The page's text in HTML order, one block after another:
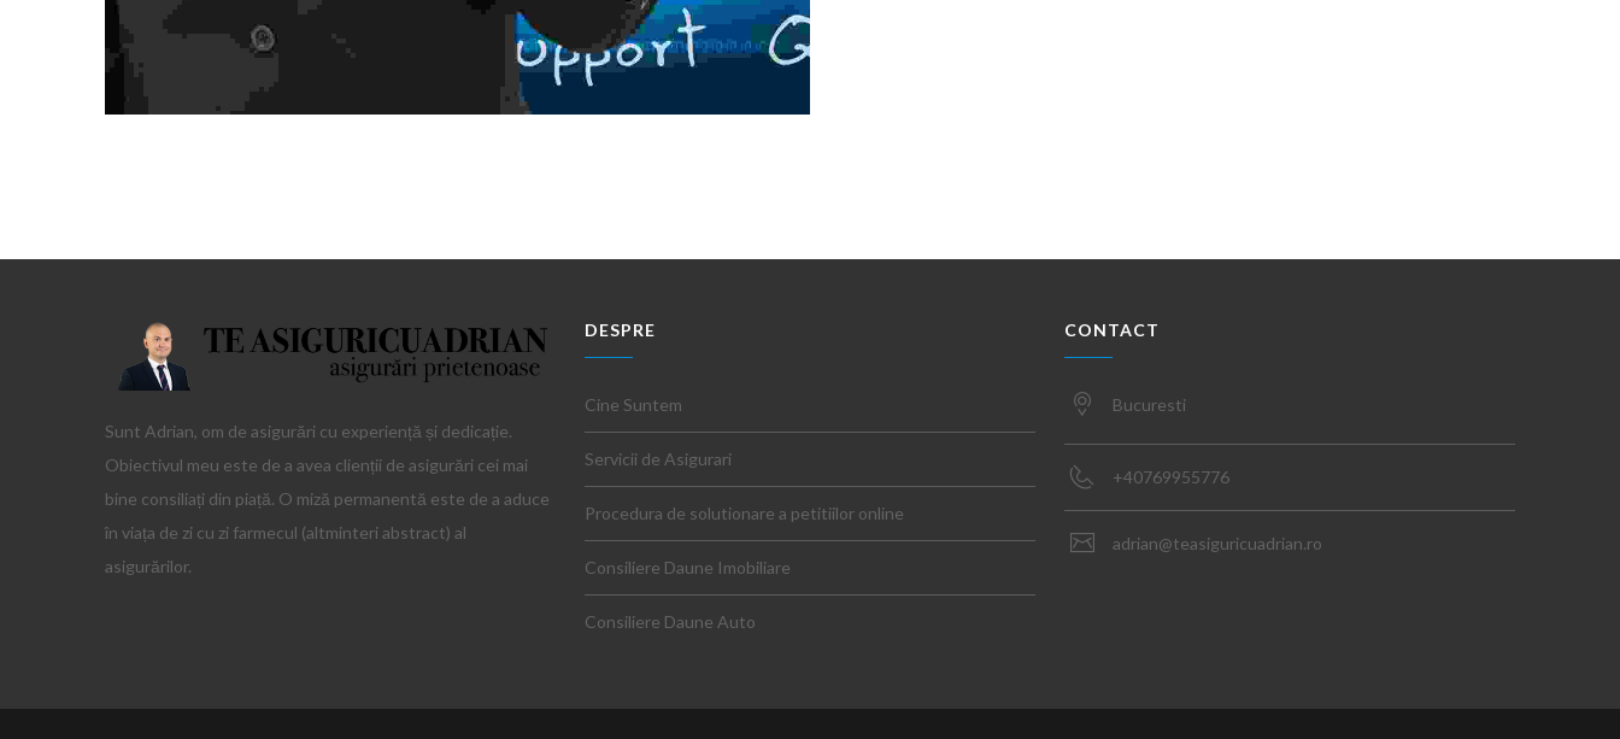
Commercial
Duis fermentum felis
Sunt Adrian, om de asigurări cu experiență și dedicație.
Obiectivul meu este de a avea clienții de asigurări cei mai
bine consiliați din piață. O miză permanentă este de a aduce
în viața de zi cu zi farmecul (altminteri abstract) al
asigurărilor.
DESPRE
Cine Suntem
Servicii de Asigurari
Procedura de solutionare a petitiilor online
Consiliere Daune Imobiliare
Consiliere Daune Auto
CONTACT
Bucuresti
+40769955776
adrian@teasiguricuadrian.ro